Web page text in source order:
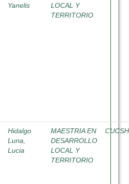
Yanelis
LOCAL Y
TERRITORIO
Hidalgo
Luna,
Lucia
MAESTRIA EN
DESARROLLO
LOCAL Y
TERRITORIO
CUCSH